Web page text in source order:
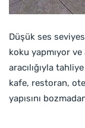
Düşük ses
koku yapmıyor
aracılığıyla
kafe, restoran,
yapısını